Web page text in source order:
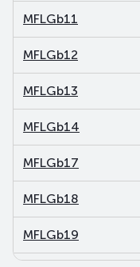
MFLGb11
MFLGb12
MFLGb13
MFLGb14
MFLGb17
MFLGb18
MFLGb19